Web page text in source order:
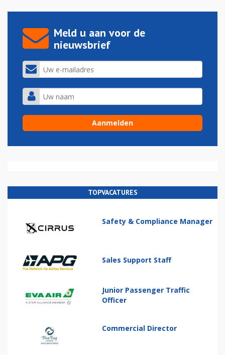
Meld u aan voor de
nieuwsbrief
TOPVACATURES
Safety & Compliance Manager
Sales Support Staff
Junior Passenger Traffic
Officer
Commercial Director